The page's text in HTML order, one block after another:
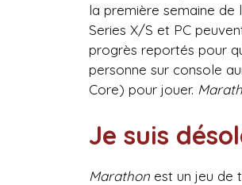
la première semaine de
Series X/S et PC
progrès reportés pour
personne sur console
Core) pour jouer.
Je suis
Marathon est un jeu de